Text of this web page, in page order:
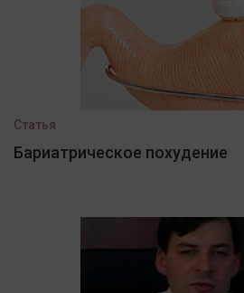
Статья
Бариатрическое похудение